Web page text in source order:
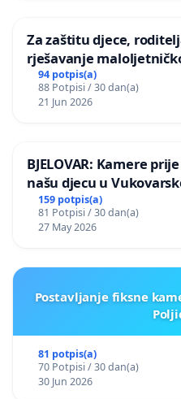
Za zaštitu djece,
rješavanje
94 potpis(a)
88 Potpisi / 30 dan(a)
21 Jun 2026
BJELOVAR: Kamere
našu djecu u
159 potpis(a)
81 Potpisi / 30 dan(a)
27 May 2026
Postavljanje fiksne
81 potpis(a)
70 Potpisi / 30 dan(a)
30 Jun 2026